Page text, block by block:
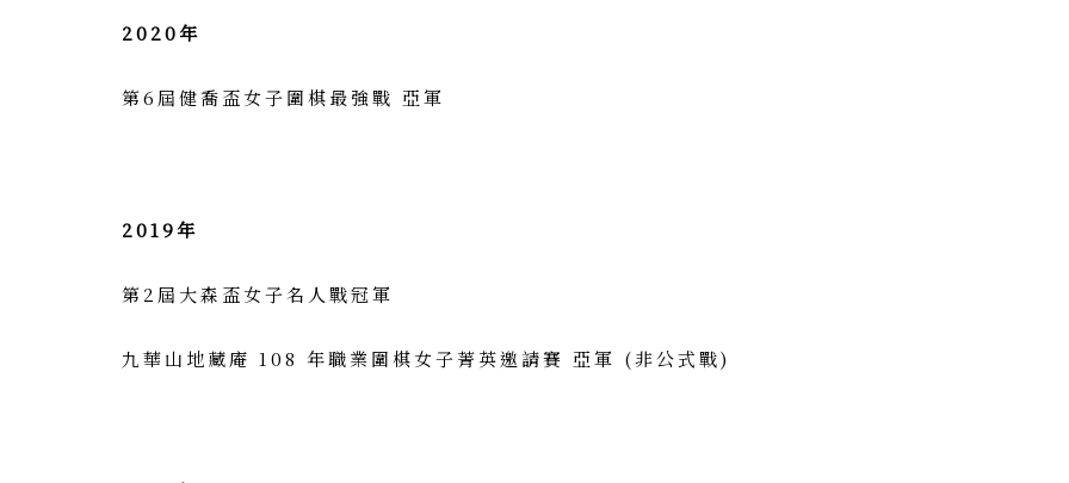
2020年
第6屆健喬盃女子圍棋最強戰 亞軍
2019年
第2屆大森盃女子名人戰冠軍
九華山地藏庵 108 年職業圍棋女子菁英邀請賽 亞軍 (非公式戰)